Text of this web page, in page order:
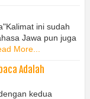
ini sudah
Jawa pun juga
More...
Adalah
kedua